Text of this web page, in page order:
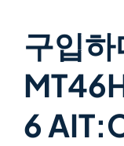
구입하
6